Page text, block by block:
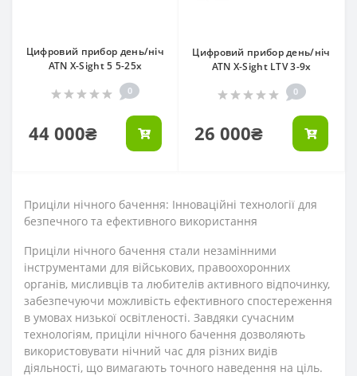
Цифровий прибор день/ніч
ATN X-Sight 5 5-25х
0
44 000₴
Цифровий прибор день/ніч
ATN X-Sight LTV 3-9x
0
26 000₴
Приціли нічного бачення: Інноваційні технології для
безпечного та ефективного використання
Приціли нічного бачення стали незамінними
інструментами для військових, правоохоронних
органів, мисливців та любителів активного відпочинку,
забезпечуючи можливість ефективного спостереження
в умовах низької освітленості. Завдяки сучасним
технологіям, приціли нічного бачення дозволяють
використовувати нічний час для різних видів
діяльності, що вимагають точного наведення на ціль.